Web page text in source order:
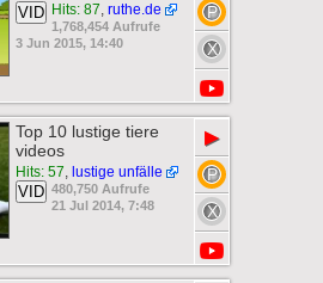
Hits: 87, ruthe.de
VID
1,768,454 Aufrufe
3 Jun 2015, 14:40
Top 10 lustige tiere
videos
Hits: 57, lustige unfälle
VID 480,750 Aufrufe
21 Jul 2014, 7:48
▶